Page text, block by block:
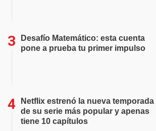
Desafío Matemático: esta cuenta
pone a prueba tu primer impulso
Netflix estrenó la nueva temporada
de su serie más popular y apenas
tiene 10 capítulos